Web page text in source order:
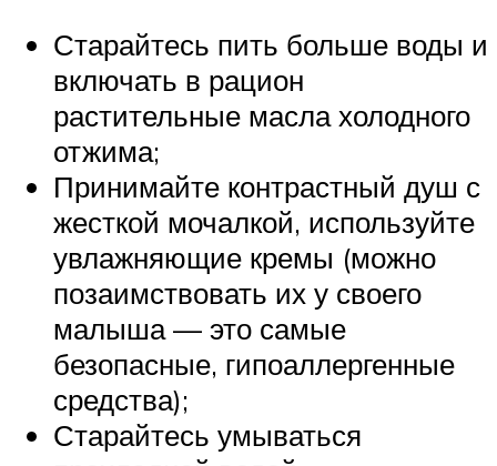
Старайтесь пить больше воды и
включать в рацион
растительные масла холодного
отжима;
Принимайте контрастный душ с
жесткой мочалкой, используйте
увлажняющие кремы (можно
позаимствовать их у своего
малыша — это самые
безопасные, гипоаллергенные
средства);
Старайтесь умываться